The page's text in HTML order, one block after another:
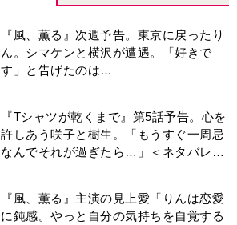
『風、薫る』次週予告。東京に戻ったり
ん。シマケンと横沢が遭遇。「好きで
す」と告げたのは…
『Tシャツが乾くまで』第5話予告。心を
許しあう咲子と樹生。「もうすぐ一周忌
なんでそれが過ぎたら…」＜ネタバレあ
『風、薫る』主演の見上愛「りんは恋愛
に鈍感。やっと自分の気持ちを自覚する